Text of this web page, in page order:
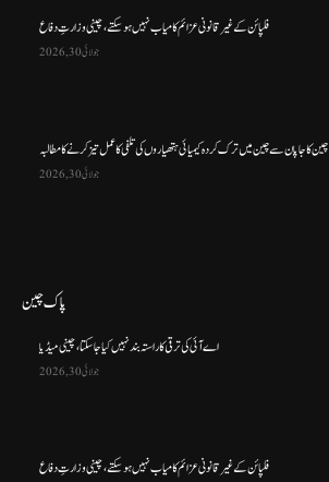
فلپائن کے غیر قانونی عزائم کامیاب نہیں ہو سکتے ، چینی وزارتِ دفاع
جولائی 30, 2026
چین کا جاپان سے چین میں ترک کردہ کیمیائی ہتھیاروں کی تلفی کا عمل تیز کرنے کا مطالبہ
جولائی 30, 2026
پاک چین
اے آئی کی ترقی کا راستہ بند نہیں کیا جا سکتا، چینی میڈیا
جولائی 30, 2026
فلپائن کے غیر قانونی عزائم کامیاب نہیں ہو سکتے ، چینی وزارتِ دفاع